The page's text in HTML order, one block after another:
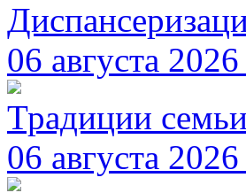
06 августа
Традиции
06 августа